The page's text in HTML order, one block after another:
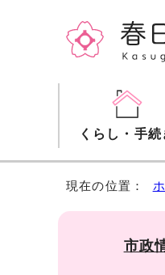
くらし・手続
現在の位置：
市政